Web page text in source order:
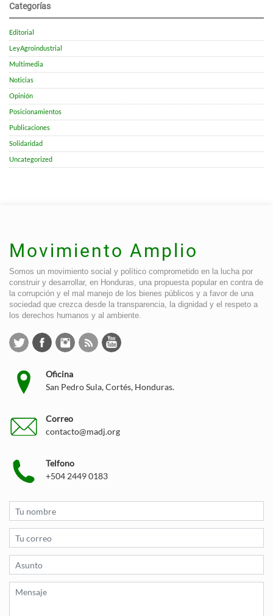
Categorías
Editorial
LeyAgroindustrial
Multimedia
Noticias
Opinión
Posicionamientos
Publicaciones
Solidaridad
Uncategorized
Movimiento Amplio
Somos un movimiento social y político comprometido en la lucha por
construir y desarrollar, en Honduras, una propuesta popular en contra de
la corrupción y el mal manejo de los bienes públicos y a favor de una
sociedad que crezca desde la transparencia, la dignidad y el respeto a
los derechos humanos y al ambiente.
Oficina
San Pedro Sula, Cortés, Honduras.
Correo
contacto@madj.org
Telfono
+504 2449 0183